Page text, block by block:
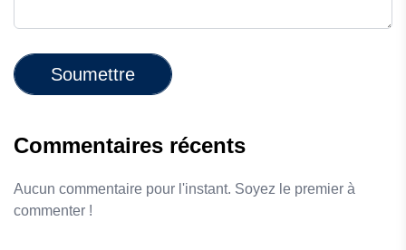
Soumettre
Commentaires récents
Aucun commentaire pour l'instant. Soyez le premier à
commenter !